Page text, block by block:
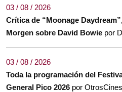
03 / 08 / 2026
Crítica de “Moonage
Morgen sobre David Bowie por
03 / 08 / 2026
Toda la programación del
General Pico 2026 por